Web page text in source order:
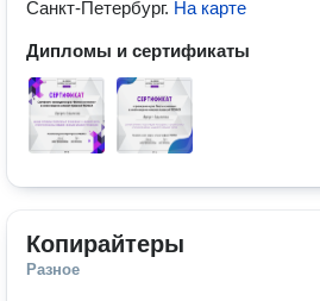
Санкт-Петербург. На карте
Дипломы и сертификаты
Копирайтеры
Разное